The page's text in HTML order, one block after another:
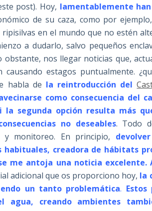
post). Hoy, lamentablemente
de su caza, como por
ripisilvas en el mundo que no estén
a dudarlo, salvo pequeños
obstante, nos llegar noticias que,
causando estagos puntualmente.
habla de la reintroducción del
como consecuencia
la segunda opción resulta más
no deseables. Todo
y monitoreo. En principio,
habituales, creadora de hábitats
me antoja una noticia excelente.
adicional que os proporciono hoy, la
un tanto problemática.
agua, creando ambientes